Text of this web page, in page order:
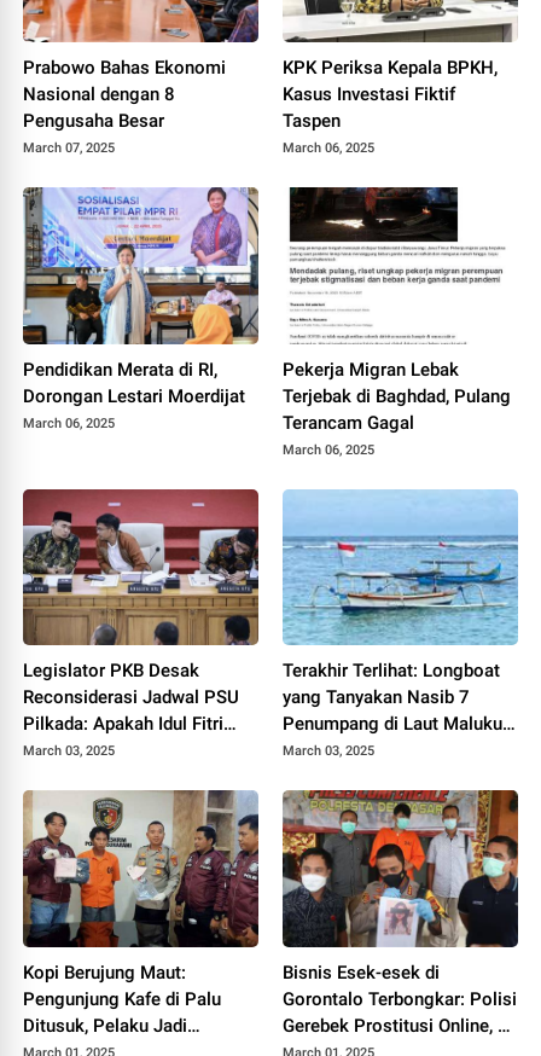
Prabowo Bahas Ekonomi
Nasional dengan 8
Pengusaha Besar
March 07, 2025
KPK Periksa Kepala BPKH,
Kasus Investasi Fiktif
Taspen
March 06, 2025
Pendidikan Merata di RI,
Dorongan Lestari Moerdijat
March 06, 2025
Pekerja Migran Lebak
Terjebak di Baghdad, Pulang
Terancam Gagal
March 06, 2025
Legislator PKB Desak
Reconsiderasi Jadwal PSU
Pilkada: Apakah Idul Fitri
akan Terpengaruh?
March 03, 2025
Terakhir Terlihat: Longboat
yang Tanyakan Nasib 7
Penumpang di Laut Maluku
Utara
March 03, 2025
Kopi Berujung Maut:
Pengunjung Kafe di Palu
Ditusuk, Pelaku Jadi
Bisnis Esek-esek di
Gorontalo Terbongkar: Polisi
Gerebek Prostitusi Online, 4